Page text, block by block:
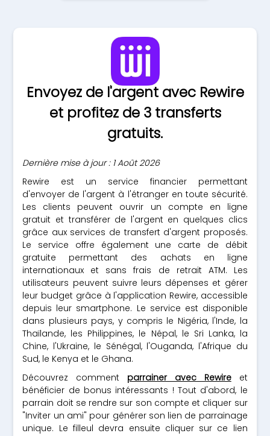
Envoyez de l'argent avec Rewire
et profitez de 3 transferts
gratuits.
Dernière mise à jour : 1 Août 2026
Rewire est un service financier permettant
d'envoyer de l'argent à l'étranger en toute sécurité.
Les clients peuvent ouvrir un compte en ligne
gratuit et transférer de l'argent en quelques clics
grâce aux services de transfert d'argent proposés.
Le service offre également une carte de débit
gratuite permettant des achats en ligne
internationaux et sans frais de retrait ATM. Les
utilisateurs peuvent suivre leurs dépenses et gérer
leur budget grâce à l'application Rewire, accessible
depuis leur smartphone. Le service est disponible
dans plusieurs pays, y compris le Nigéria, l'Inde, la
Thaïlande, les Philippines, le Népal, le Sri Lanka, la
Chine, l'Ukraine, le Sénégal, l'Ouganda, l'Afrique du
Sud, le Kenya et le Ghana.
Découvrez comment parrainer avec Rewireet
bénéficier de bonus intéressants ! Tout d'abord, le
parrain doit se rendre sur son compte et cliquer sur
"Inviter un ami" pour générer son lien de parrainage
unique. Le filleul devra ensuite cliquer sur ce lien